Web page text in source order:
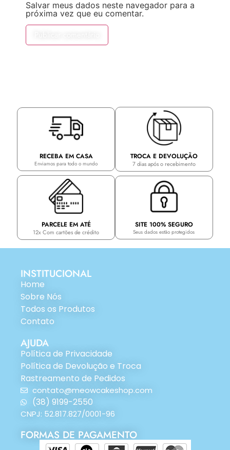
Salvar meus dados neste navegador para a
próxima vez que eu comentar.
RECEBA EM CASA
Enviamos para todo o mundo
TROCA E DEVOLUÇÃO
7 dias após o recebimento
PARCELE EM ATÉ
12x Com cartões de crédito
SITE 100% SEGURO
Seus dados estão protegidos
INSTITUCIONAL
Home
Sobre Nós
Todos os Produtos
Contato
AJUDA
Política de Privacidade
Política de Devolução e Troca
Rastreamento de Pedidos
contato@meowcakeshop.com
(38) 9199-2550
CNPJ: 52.817.827/0001-96
FORMAS DE PAGAMENTO